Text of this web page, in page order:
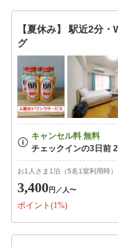
【夏休み】 駅近2分
グ
お1人さま1泊（5名1室利用時
3,400円 ／人〜
ポイント(1%)